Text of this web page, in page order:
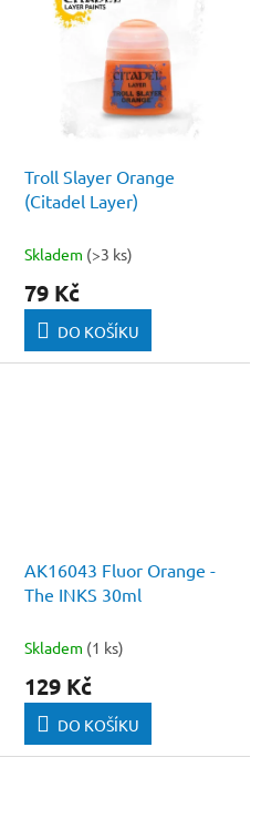
Troll Slayer Orange
(Citadel Layer)
Skladem (>3 ks)
79 Kč
DO KOŠÍKU
AK16043 Fluor Orange -
The INKS 30ml
Skladem (1 ks)
129 Kč
DO KOŠÍKU